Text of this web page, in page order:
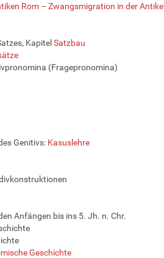
Rom – Zwangsmigration in der Antike
Kapitel Satzbau
(Fragepronomina)
Genitivs: Kasuslehre
Anfängen bis ins 5. Jh. n. Chr.
Geschichte